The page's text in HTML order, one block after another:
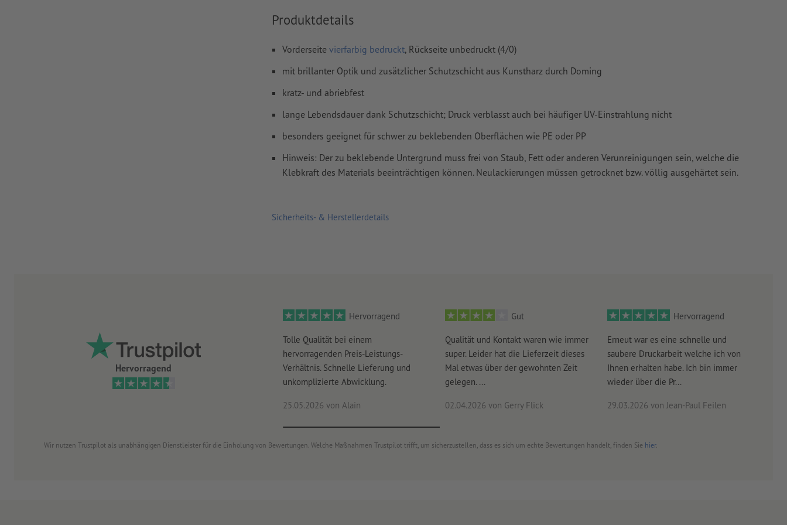
werden
Farbmodus:CMYK, FOGRA51 (PSO Coated v3) für gestrichene Papiere,
Inhalte vonFormularfeldernwerden mitgedruckt
Produktdetails
Vorderseite vierfarbig bedruckt, Rückseite unbedruckt (4/0)
mit brillanter Optik und zusätzlicher Schutzschicht aus Kunstharz durch Doming
kratz- und abriebfest
lange Lebendsdauer dank Schutzschicht; Druck verblasst auch bei häufiger UV-Einstrahlung nicht
besonders geeignet für schwer zu beklebenden Oberflächen wie PE oder PP
Hinweis: Der zu beklebende Untergrund muss frei von Staub, Fett oder anderen Verunreinigungen sein, welche die
Klebkraft des Materials beeinträchtigen können. Neulackierungen müssen getrocknet bzw. völlig ausgehärtet sein.
Sicherheits- & Herstellerdetails
Hervorragend
Hervorragend
Tolle Qualität bei einem
hervorragenden Preis-Leistungs-
Verhältnis. Schnelle Lieferung und
unkomplizierte Abwicklung.
25.05.2026 von Alain
Gut
Qualität und Kontakt waren wie immer
super. Leider hat die Lieferzeit dieses
Mal etwas über der gewohnten Zeit
gelegen. ...
02.04.2026 von Gerry Flick
Hervorragend
Erneut war es eine schnelle und
saubere Druckarbeit welche ich von
Ihnen erhalten habe. Ich bin immer
wieder über die Pr...
29.03.2026 von Jean-Paul Feilen
Wir nutzen Trustpilot als unabhängigen Dienstleister für die Einholung von Bewertungen. Welche Maßnahmen Trustpilot trifft, um sicherzustellen, dass es sich um echte Bewertungen handelt, finden Sie hier.